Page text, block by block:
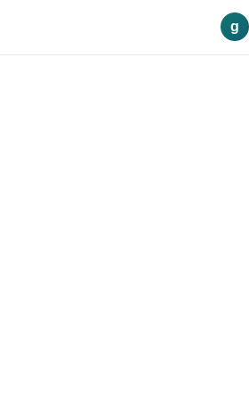
g